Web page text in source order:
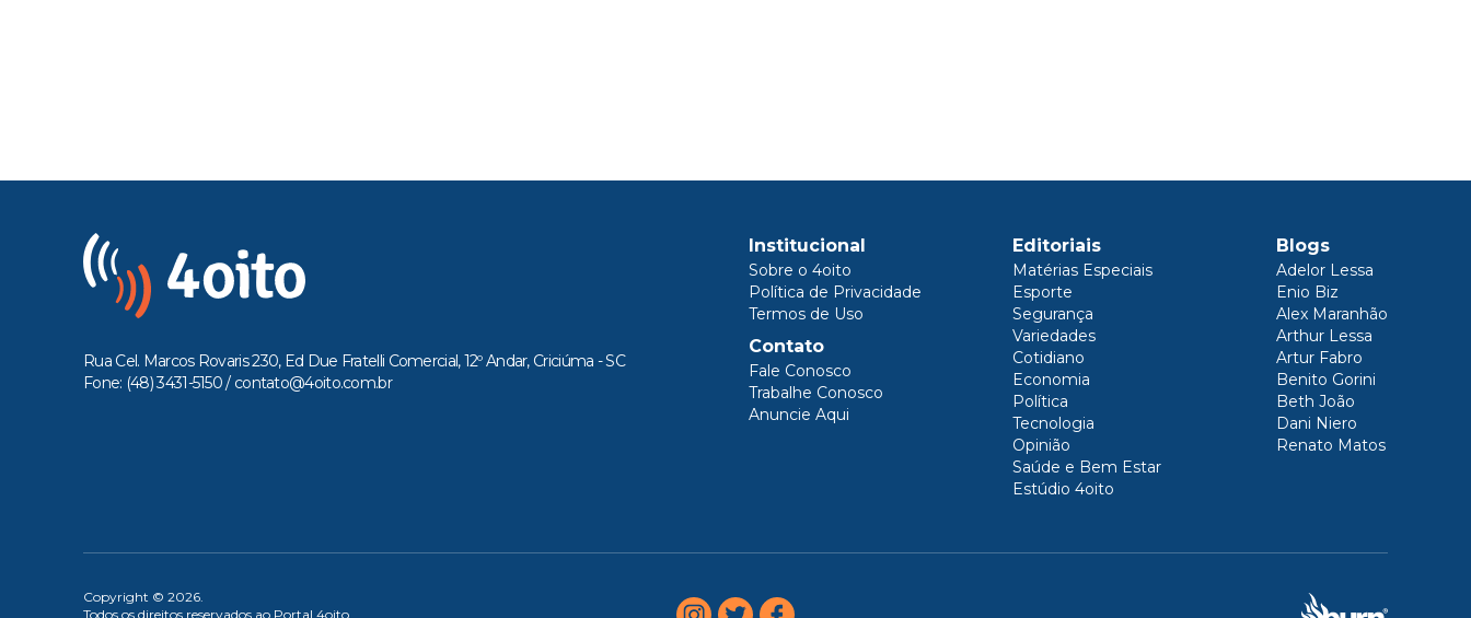
Rua Cel. Marcos Rovaris 230, Ed Due Fratelli Comercial, 12º Andar, Criciúma - SC
Fone: (48) 3431-5150 / contato@4oito.com.br
Institucional
Sobre o 4oito
Política de Privacidade
Termos de Uso
Contato
Fale Conosco
Trabalhe Conosco
Anuncie Aqui
Editoriais
Matérias Especiais
Esporte
Segurança
Variedades
Cotidiano
Economia
Política
Tecnologia
Opinião
Saúde e Bem Estar
Estúdio 4oito
Blogs
Adelor Lessa
Enio Biz
Alex Maranhão
Arthur Lessa
Artur Fabro
Benito Gorini
Beth João
Dani Niero
Renato Matos
Copyright © 2026.
Todos os direitos reservados ao Portal 4oito